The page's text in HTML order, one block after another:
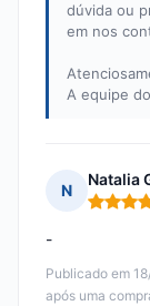
dúvida ou
em nos
A equipe
N
Natalia
Nota: 5
Publicado em
após uma
-